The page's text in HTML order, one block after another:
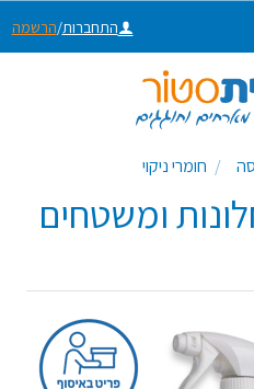
התחברות/הרשמה
חומרי ניקוי
ומשטחים